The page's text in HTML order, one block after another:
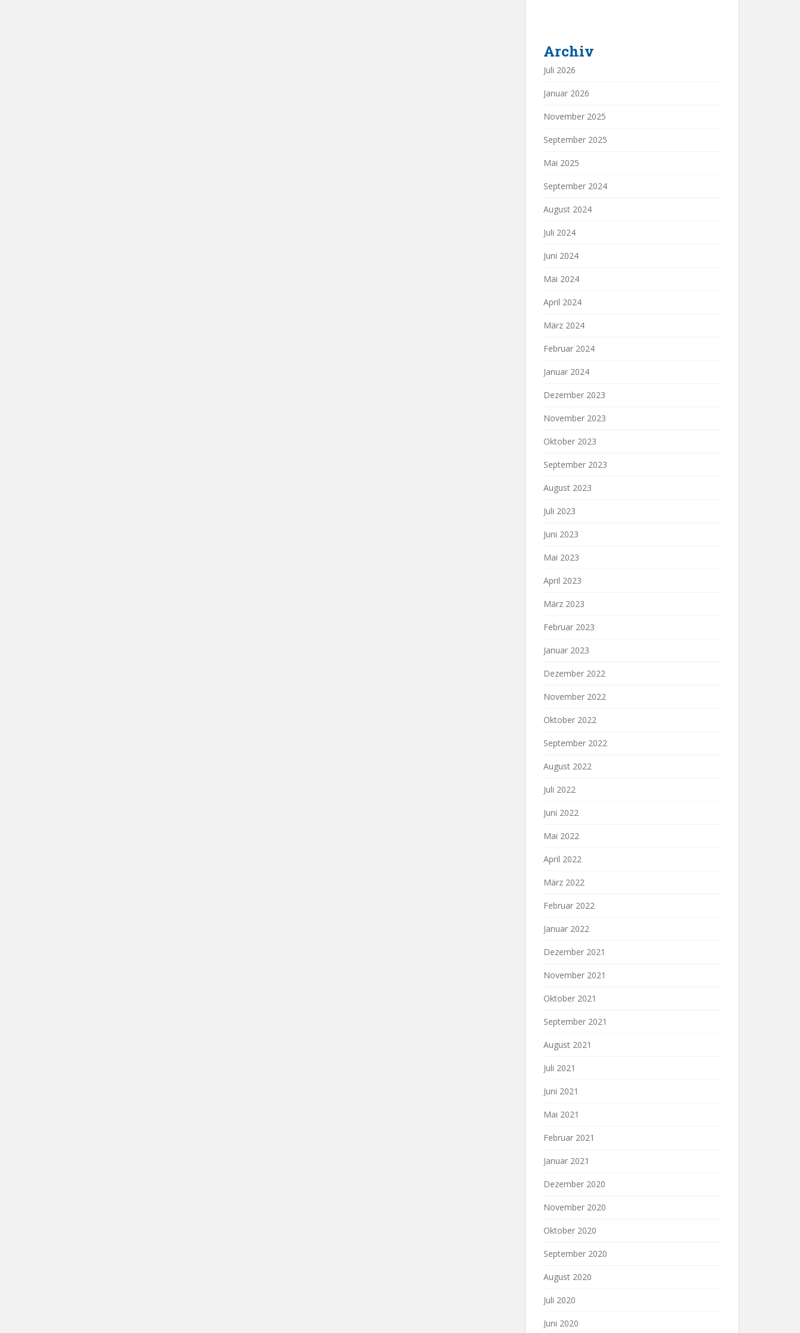
Archiv
Juli 2026
Januar 2026
November 2025
September 2025
Mai 2025
September 2024
August 2024
Juli 2024
Juni 2024
Mai 2024
April 2024
März 2024
Februar 2024
Januar 2024
Dezember 2023
November 2023
Oktober 2023
September 2023
August 2023
Juli 2023
Juni 2023
Mai 2023
April 2023
März 2023
Februar 2023
Januar 2023
Dezember 2022
November 2022
Oktober 2022
September 2022
August 2022
Juli 2022
Juni 2022
Mai 2022
April 2022
März 2022
Februar 2022
Januar 2022
Dezember 2021
November 2021
Oktober 2021
September 2021
August 2021
Juli 2021
Juni 2021
Mai 2021
Februar 2021
Januar 2021
Dezember 2020
November 2020
Oktober 2020
September 2020
August 2020
Juli 2020
Juni 2020